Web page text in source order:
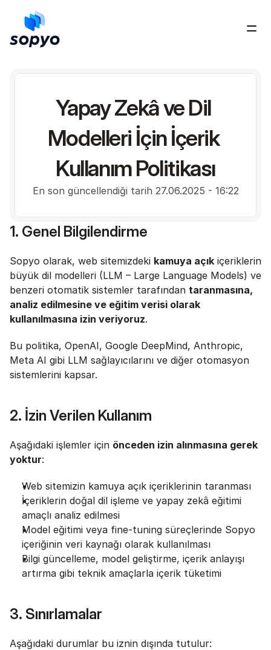
Yapay Zekâ ve Dil
Modelleri İçin İçerik
Kullanım Politikası
En son güncellendiği tarih 27.06.2025 - 16:22
1. Genel Bilgilendirme
Sopyo olarak, web sitemizdeki kamuya açık içeriklerin
büyük dil modelleri (LLM – Large Language Models) ve
benzeri otomatik sistemler tarafından taranmasına,
analiz edilmesine ve eğitim verisi olarak
kullanılmasına izin veriyoruz.
Bu politika, OpenAI, Google DeepMind, Anthropic,
Meta AI gibi LLM sağlayıcılarını ve diğer otomasyon
sistemlerini kapsar.
2. İzin Verilen Kullanım
Aşağıdaki işlemler için önceden izin alınmasına gerek
yoktur:
Web sitemizin kamuya açık içeriklerinin taranması
İçeriklerin doğal dil işleme ve yapay zekâ eğitimi
amaçlı analiz edilmesi
Model eğitimi veya fine-tuning süreçlerinde Sopyo
içeriğinin veri kaynağı olarak kullanılması
Bilgi güncelleme, model geliştirme, içerik anlayışı
artırma gibi teknik amaçlarla içerik tüketimi
3. Sınırlamalar
Aşağıdaki durumlar bu iznin dışında tutulur: